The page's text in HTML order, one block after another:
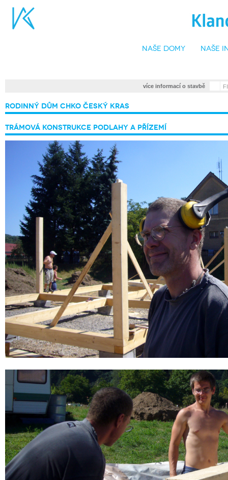
naše domy naše
více informací o stavbě
Rodinný dům CHKO Český kras
Trámová konstrukce podlahy a přízemí